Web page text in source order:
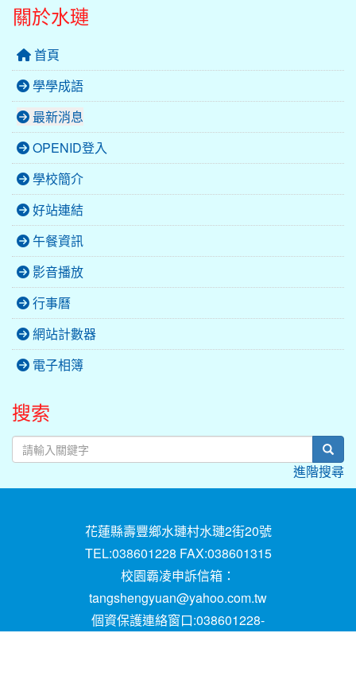
關於水璉
首頁
學學成語
最新消息
OPENID登入
學校簡介
好站連結
午餐資訊
影音播放
行事曆
網站計數器
電子相簿
搜索
進階搜尋
花蓮縣壽豐鄉水璉村水璉2街20號
TEL:038601228 FAX:038601315
校園霸凌申訴信箱：
tangshengyuan@yahoo.com.tw
個資保護連絡窗口:038601228-